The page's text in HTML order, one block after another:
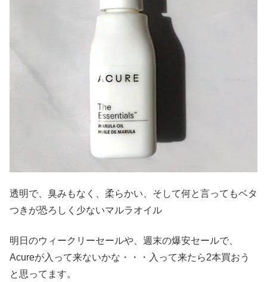
透明で、臭みもなく、柔らかい、そして何と言ってもベタ
つきが恐ろしく少ないマルラオイル
明日のウィークリーセールや、週末の爆安セールで、
Acureが入って来ないかな・・・入って来たら2本買おう
と思ってます。